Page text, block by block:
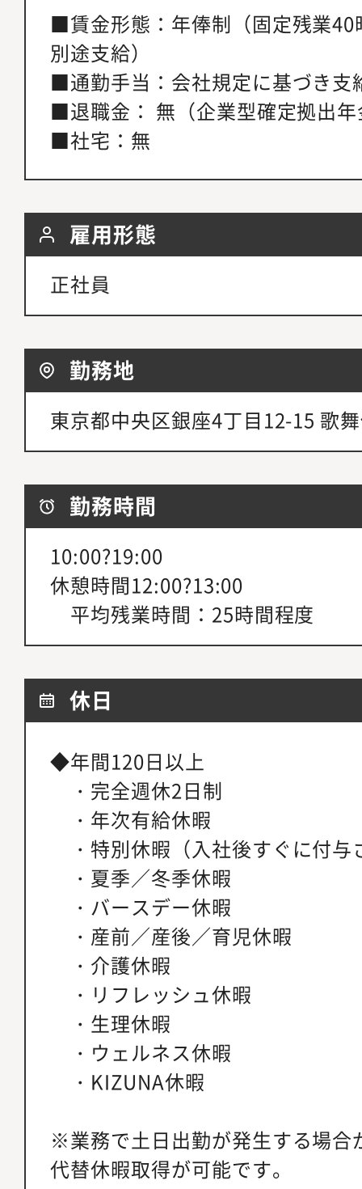
■賃金形態：年俸制（固定残業40
別途支給）
■通勤手当：会社規定に基づき支
■退職金： 無（企業型確定拠出
■社宅：無
雇用形態
正社員
勤務地
東京都中央区銀座4丁目12-15 歌
勤務時間
10:00?19:00
休憩時間12:00?13:00
平均残業時間：25時間程度
休日
◆年間120日以上
・完全週休2日制
・年次有給休暇
・特別休暇（入社後すぐに付与
・夏季／冬季休暇
・バースデー休暇
・産前／産後／育児休暇
・介護休暇
・リフレッシュ休暇
・生理休暇
・ウェルネス休暇
・KIZUNA休暇
※業務で土日出勤が発生する場合
代替休暇取得が可能です。